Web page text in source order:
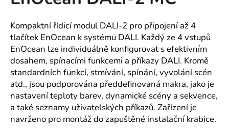
z
5
hvězdiček.
Kompaktní řídicí modul DALI-2 pro připojení až 4
tlačítek EnOcean k systému DALI. Každý ze 4 vstupů
EnOcean lze individuálně konfigurovat s efektivním
dosahem, spínacími funkcemi a příkazy DALI. Kromě
standardních funkcí, stmívání, spínání, vyvolání scén
atd., jsou podporována předdefinovaná makra, jako je
nastavení teploty barev, dynamické scény a sekvence,
a také seznamy uživatelských příkazů. Zařízení je
navrženo pro montáž do zapuštěné instalační krabice.
j
í
t
?
HLEDAT